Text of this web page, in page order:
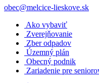
obec@melcice-lieskove.sk
Ako vybaviť
Zverejňovanie
Zber odpadov
Územný plán
Obecný podnik
Zariadenie pre